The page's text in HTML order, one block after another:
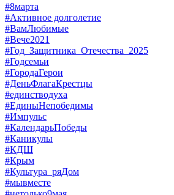
#8марта
#Активное долголетие
#ВамЛюбимые
#Вече2021
#Год_Защитника_Отечества_2025
#Годсемьи
#ГородаГерои
#ДеньФлагаКрестцы
#единстводуха
#ЕдиныНепобедимы
#Импульс
#КалендарьПобеды
#Каникулы
#КДШ
#Крым
#Культура_ряДом
#мывместе